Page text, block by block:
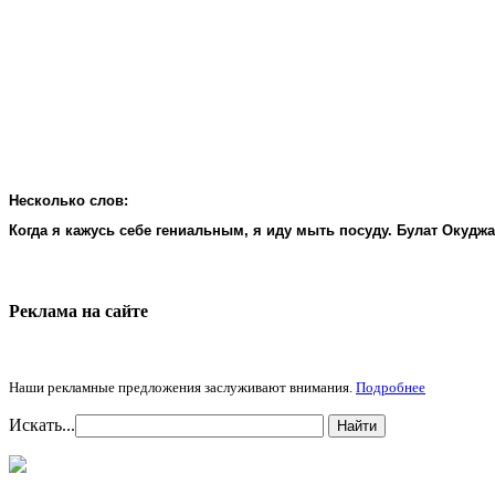
Несколько слов:
Когда я кажусь себе гениальным, я иду мыть посуду. Булат
Реклама на cайте
Наши рекламные предложения заслуживают внимания. Подробнее
Искать... Найти